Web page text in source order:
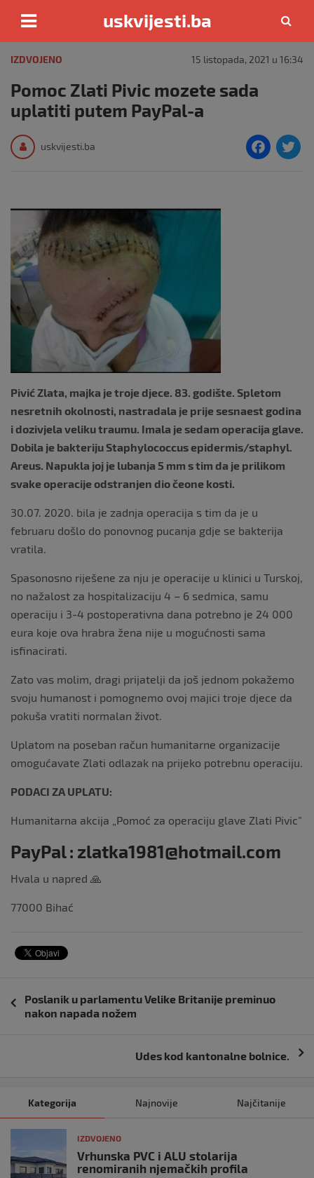
content
uskvijesti.ba
IZDVOJENO 15 listopada, 2021 u 16:34
Pomoc Zlati Pivic mozete sada
uplatiti putem PayPal-a
uskvijesti.ba
F
Pivić Zlata, majka je troje djece. 83. godište. Spletom
nesretnih okolnosti, nastradala je prije sesnaest godina
i dozivjela veliku traumu. Imala je sedam operacija glave.
Dobila je bakteriju Staphylococcus epidermis/staphyl.
Areus. Napukla joj je lubanja 5 mm s tim da je prilikom
svake operacije odstranjen dio čeone kosti.
30.07. 2020. bila je zadnja operacija s tim da je u
februaru došlo do ponovnog pucanja gdje se bakterija
vratila.
Spasonosno riješene za nju je operacije u klinici u Turskoj,
no nažalost za hospitalizaciju 4 – 6 sedmica, samu
operaciju i 3-4 postoperativna dana potrebno je 24 000
eura koje ova hrabra žena nije u mogućnosti sama
isfinacirati.
Zato vas molim, dragi prijatelji da još jednom pokažemo
svoju humanost i pomognemo ovoj majici troje djece da
pokuša vratiti normalan život.
Uplatom na poseban račun humanitarne organizacije
omogućavate Zlati odlazak na prijeko potrebnu operaciju.
PODACI ZA UPLATU:
Humanitarna akcija „Pomoć za operaciju glave Zlati Pivic”
PayPal : zlatka1981@hotmail.com
Hvala u napred 🙏
77000 Bihać
objava
Poslanik u parlamentu Velike Britanije preminuo
nakon napada nožem
Udes kod kantonalne bolnice.
Kategorija Najnovije Najčitanije
IZDVOJENO
Vrhunska PVC i ALU stolarija
renomiranih njemačkih profila